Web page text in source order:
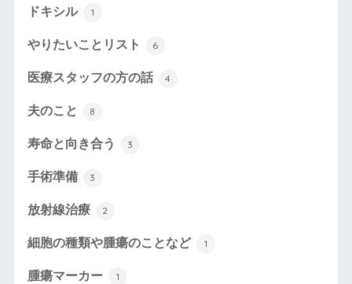
ドキシル 1
やりたいことリスト 6
医療スタッフの方の話 4
夫のこと 8
寿命と向き合う 3
手術準備 3
放射線治療 2
細胞の種類や腫瘍のことなど 1
腫瘍マーカー 1